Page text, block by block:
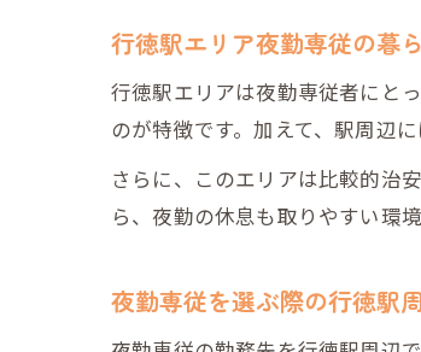
行徳駅エリア夜勤専従の暮
行徳駅エリアは夜勤専従者にと
のが特徴です。加えて、駅周辺
さらに、このエリアは比較的治
ら、夜勤の休息も取りやすい環
夜勤専従を選ぶ際の行徳駅